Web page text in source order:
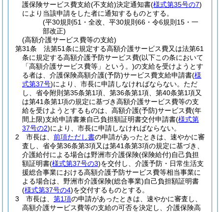
護保険サービス費支給(不支給)決定通知書(様式第35号の7)
により当該申請をした者に通知するものとする。
(平30規則51・全改、平30規則66・令6規則15・一
部改正)
(高額介護サービス費等の支給)
第31条
法第51条に規定する高額介護サービス費又は法第61
条に規定する高額介護予防サービス費(以下この条において
「高額介護サービス費等」という。)の支給を受けようとす
る者は、介護保険高額介護(予防)サービス費支給申請書(様
式第37号)により、市長に申請しなければならない。 ただ
し、省令附則第35条第1項、第36条第1項、第40条第1項又
は第41条第1項の規定に基づき高額介護サービス費等の支
給を受けようとするものは、高額介護(予防)サービス費(年
間上限)支給申請書兼自己負担額証明書交付申請書(様式第
37号の2)により、市長に申請しなければならない。
2
市長は、 前項ただし書の申請があったときは、速やかに審
査し、省令第36条第3項又は第41条第3項の規定に基づき、
介護給付による場合は野洲市介護保険(保険給付)自己負担
額証明書(様式第37号の3)を交付し、介護予防・日常生活支
援総合事業における高額介護予防サービス費等相当事業に
よる場合は、野洲市介護保険(総合事業)自己負担額証明書
(様式第37号の4)を交付するものとする。
3
市長は、 第1項の申請があったときは、速やかに審査し、
高額介護サービス費等の支給の可否を決定し、介護保険高